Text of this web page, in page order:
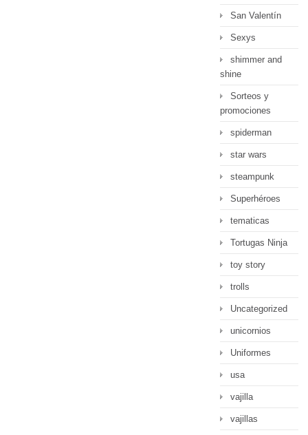
San Valentín
Sexys
shimmer and
shine
Sorteos y
promociones
spiderman
star wars
steampunk
Superhéroes
tematicas
Tortugas Ninja
toy story
trolls
Uncategorized
unicornios
Uniformes
usa
vajilla
vajillas